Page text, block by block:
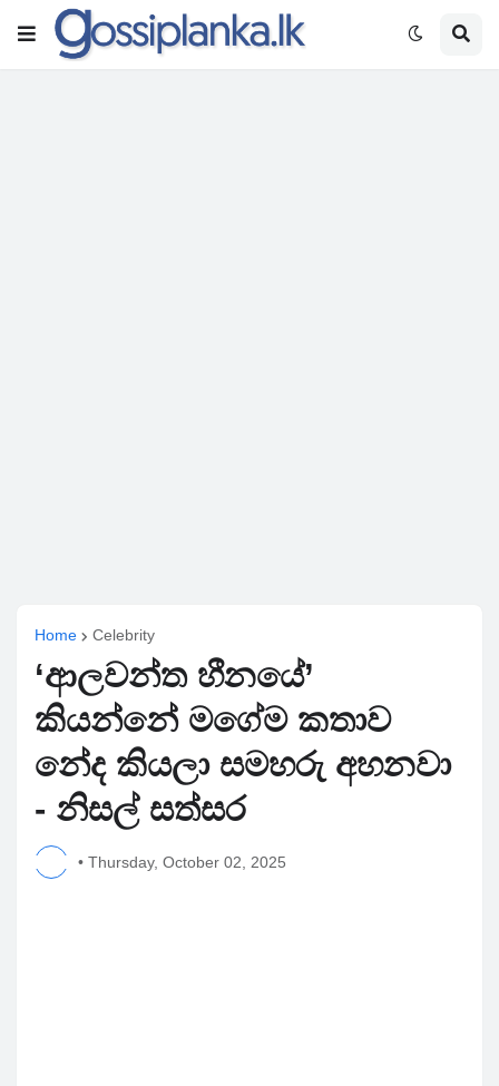
Home Celebrity
‘ආලවන්ත හීනයේ’
කියන්නේ මගේම කතාව
නේද කියලා සමහරු අහනවා
- නිසල් සත්සර
• Thursday, October 02, 2025